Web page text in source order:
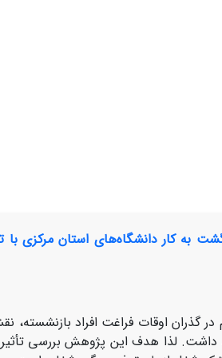
به کار دانشگاه‌های استان مرکزی
در گذران اوقات فراغت افراد
داشت. لذا هدف این پژوهش بررسی